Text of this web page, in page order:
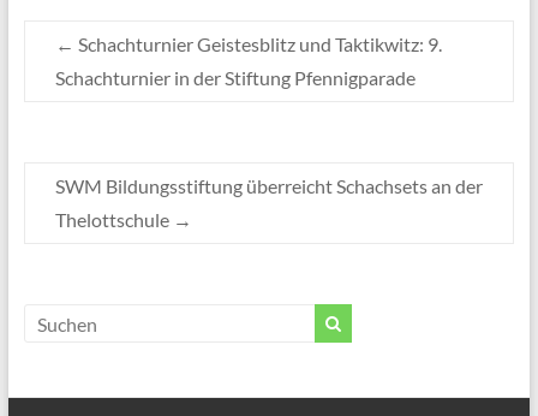
← Schachturnier Geistesblitz und Taktikwitz: 9.
Schachturnier in der Stiftung Pfennigparade
SWM Bildungsstiftung überreicht Schachsets an der
Thelottschule →